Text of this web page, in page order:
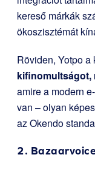
kereső márkák
ökoszisztémát
Röviden, Yotpo
kifinomultságot,
amire a modern
van – olyan
az Okendo
2.